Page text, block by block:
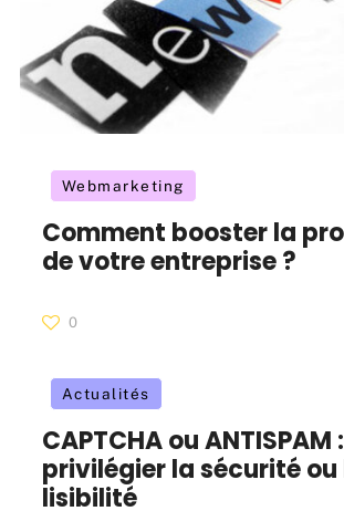
Webmarketing
Comment booster la
de votre entreprise ?
0
Actualités
CAPTCHA ou ANTISPAM :
privilégier la sécurité ou
lisibilité